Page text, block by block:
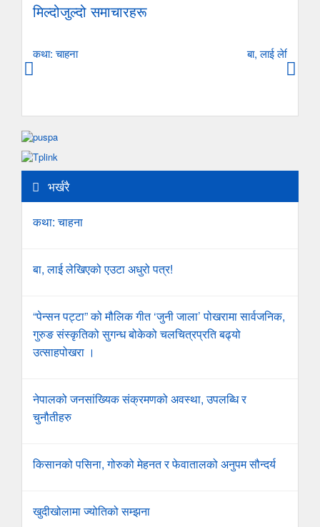
मिल्दोजुल्दो समाचारहरू
कथा: चाहना बा, लाई लेखिएको
भर्खरै
कथा: चाहना
बा, लाई लेखिएको एउटा अधुरो पत्र!
“पेन्सन पट्टा” को मौलिक गीत ‘जुनी जाला’ पोखरामा सार्वजनिक,
गुरुङ संस्कृतिको सुगन्ध बोकेको चलचित्रप्रति बढ्यो
उत्साहपोखरा ।
नेपालको जनसांख्यिक संक्रमणको अवस्था, उपलब्धि र
चुनौतीहरु
किसानको पसिना, गोरुको मेहनत र फेवातालको अनुपम सौन्दर्य
खुदीखोलामा ज्योतिको सम्झना